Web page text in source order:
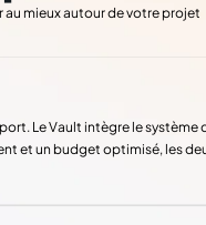
mieux autour de votre projet
Le Vault intègre le système
et un budget optimisé, les